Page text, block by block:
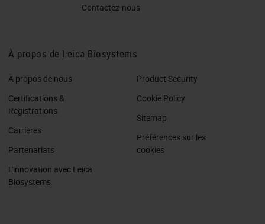
Contactez-nous
À propos de Leica Biosystems
À propos de nous
Certifications &
Registrations
Carrières
Partenariats
L'innovation avec Leica
Biosystems
Product Security
Cookie Policy
Sitemap
Préférences sur les
cookies